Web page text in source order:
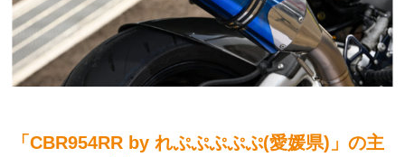
「CBR954RR by れぷぷぷぷぷ(愛媛県)」の主